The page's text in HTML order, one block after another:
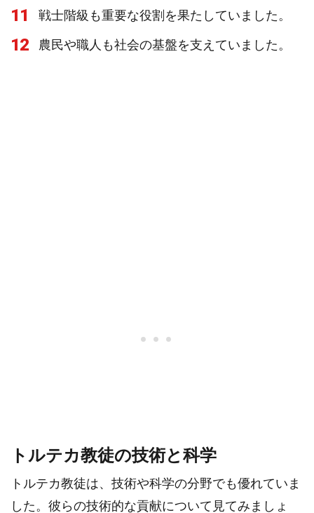
11 戦士階級も重要な役割を果たしていました。
12 農民や職人も社会の基盤を支えていました。
トルテカ教徒の技術と科学
トルテカ教徒は、技術や科学の分野でも優れていま
した。彼らの技術的な貢献について見てみましょ